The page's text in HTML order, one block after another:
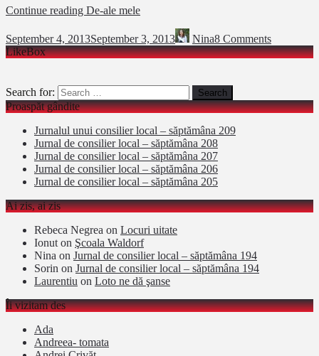
Continue reading De-ale mele
September 4, 2013September 3, 2013 Nina8 Comments
LikeBox
Search for:
Proaspăt gândite
Jurnalul unui consilier local – săptămâna 209
Jurnal de consilier local – săptămâna 208
Jurnal de consilier local – săptămâna 207
Jurnal de consilier local – săptămâna 206
Jurnal de consilier local – săptămâna 205
Ai zis, ai zis
Rebeca Negrea on Locuri uitate
Ionut on Şcoala Waldorf
Nina on Jurnal de consilier local – săptămâna 194
Sorin on Jurnal de consilier local – săptămâna 194
Laurentiu on Loto ne dă şanse
Îi vizitam des
Ada
Andreea- tomata